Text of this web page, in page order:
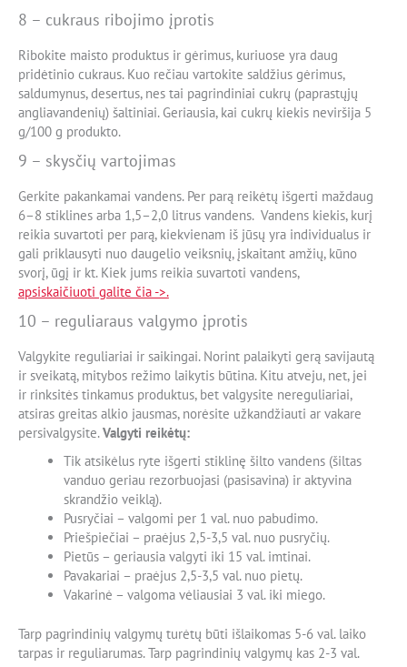
8 – cukraus ribojimo įprotis
Ribokite maisto produktus ir gėrimus, kuriuose yra daug
pridėtinio cukraus. Kuo rečiau vartokite saldžius gėrimus,
saldumynus, desertus, nes tai pagrindiniai cukrų (paprastųjų
angliavandenių) šaltiniai. Geriausia, kai cukrų kiekis neviršija 5
g/100 g produkto.
9 – skysčių vartojimas
Gerkite pakankamai vandens. Per parą reikėtų išgerti maždaug
6–8 stiklines arba 1,5–2,0 litrus vandens. Vandens kiekis, kurį
reikia suvartoti per parą, kiekvienam iš jūsų yra individualus ir
gali priklausyti nuo daugelio veiksnių, įskaitant amžių, kūno
svorį, ūgį ir kt. Kiek jums reikia suvartoti vandens,
apsiskaičiuoti galite čia ->.
10 – reguliaraus valgymo įprotis
Valgykite reguliariai ir saikingai. Norint palaikyti gerą savijautą
ir sveikatą, mitybos režimo laikytis būtina. Kitu atveju, net, jei
ir rinksitės tinkamus produktus, bet valgysite nereguliariai,
atsiras greitas alkio jausmas, norėsite užkandžiauti ar vakare
persivalgysite.Valgyti reikėtų:
Tik atsikėlus ryte išgerti stiklinę šilto vandens (šiltas
vanduo geriau rezorbuojasi (pasisavina) ir aktyvina
skrandžio veiklą).
Pusryčiai – valgomi per 1 val. nuo pabudimo.
Priešpiečiai – praėjus 2,5-3,5 val. nuo pusryčių.
Pietūs – geriausia valgyti iki 15 val. imtinai.
Pavakariai – praėjus 2,5-3,5 val. nuo pietų.
Vakarinė – valgoma vėliausiai 3 val. iki miego.
Tarp pagrindinių valgymų turėtų būti išlaikomas 5-6 val. laiko
tarpas ir reguliarumas. Tarp pagrindinių valgymų kas 2-3 val.